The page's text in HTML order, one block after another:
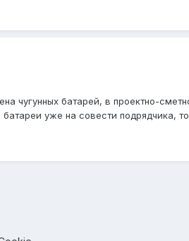
чугунных батарей, в проектно-
уже на совести подрядчика, то